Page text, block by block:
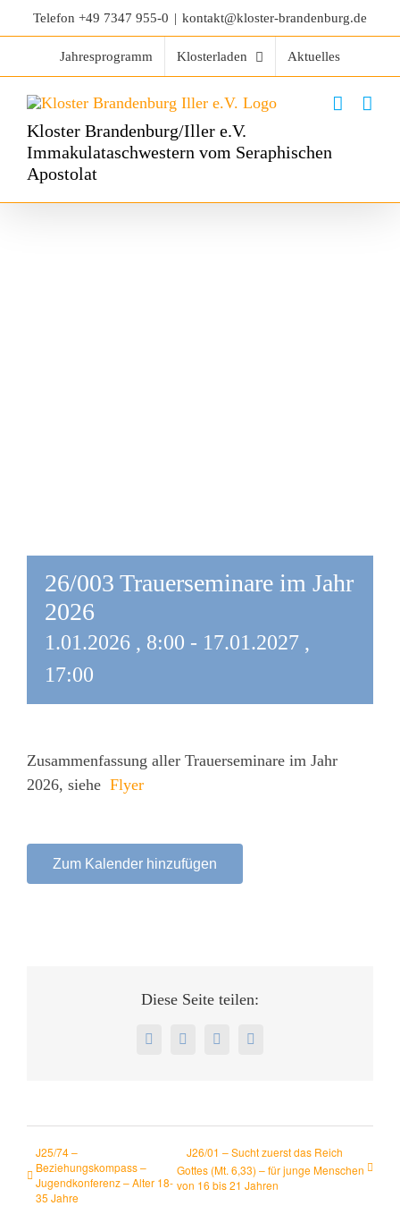
Telefon +49 7347 955-0 | kontakt@kloster-brandenburg.de
Jahresprogramm Klosterladen Aktuelles
Kloster Brandenburg/Iller e.V.
Immakulataschwestern vom Seraphischen
Apostolat
26/003 Trauerseminare im Jahr
2026
1.01.2026 , 8:00 - 17.01.2027 ,
17:00
Zusammenfassung aller Trauerseminare im Jahr
2026, siehe Flyer
Zum Kalender hinzufügen
Diese Seite teilen:
J25/74 –
Beziehungskompass –
Jugendkonferenz – Alter 18-
35 Jahre
J26/01 – Sucht zuerst das Reich
Gottes (Mt. 6,33) – für junge Menschen
von 16 bis 21 Jahren